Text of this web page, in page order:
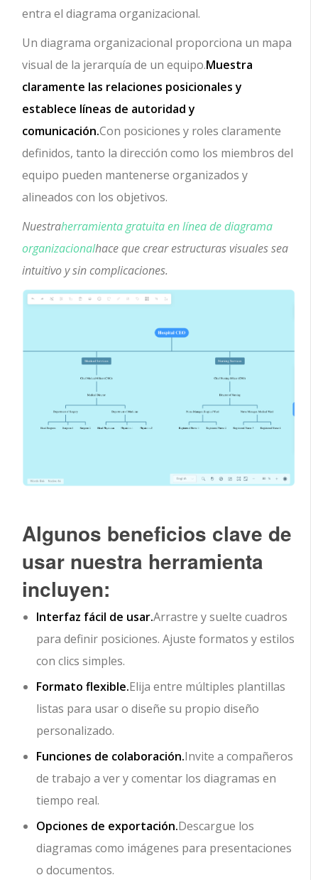
entra el diagrama organizacional.
Un diagrama organizacional proporciona un mapa
visual de la jerarquía de un equipo.Muestra
claramente las relaciones posicionales y
establece líneas de autoridad y
comunicación.Con posiciones y roles claramente
definidos, tanto la dirección como los miembros del
equipo pueden mantenerse organizados y
alineados con los objetivos.
Nuestraherramienta gratuita en línea de diagrama
organizacionalhace que crear estructuras visuales sea
intuitivo y sin complicaciones.
Algunos beneficios clave de
usar nuestra herramienta
incluyen:
Interfaz fácil de usar.Arrastre y suelte cuadros
para definir posiciones. Ajuste formatos y estilos
con clics simples.
Formato flexible.Elija entre múltiples plantillas
listas para usar o diseñe su propio diseño
personalizado.
Funciones de colaboración.Invite a compañeros
de trabajo a ver y comentar los diagramas en
tiempo real.
Opciones de exportación.Descargue los
diagramas como imágenes para presentaciones
o documentos.